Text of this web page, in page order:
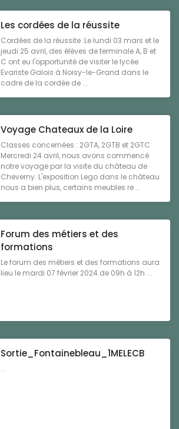
Les cordées de la réussite
Cordées de la réussite :Le lundi 03 mars et le
jeudi 25 avril, des élèves de terminale A, B et
C ont eu l'opportunité de visiter le lycée
Evariste Galois à Noisy-le-Grand dans le
cadre de la cordée de ...
Voyage Chateaux de la Loire
Classes concernées : 2GTA, 2GTB et 2GTC
Mercredi 24 avril, nous avons commencé
notre voyage par la visite du château de
Cheverny. L'exposition Lego dans le château
nous a bien plus, certains meubles re ...
Forum des métiers et des
formations
Le forum des métiers et des formations aura
lieu le mardi 07 février 2024 de 09h à 12h ...
Sortie_Fontainebleau_1MELECB
...